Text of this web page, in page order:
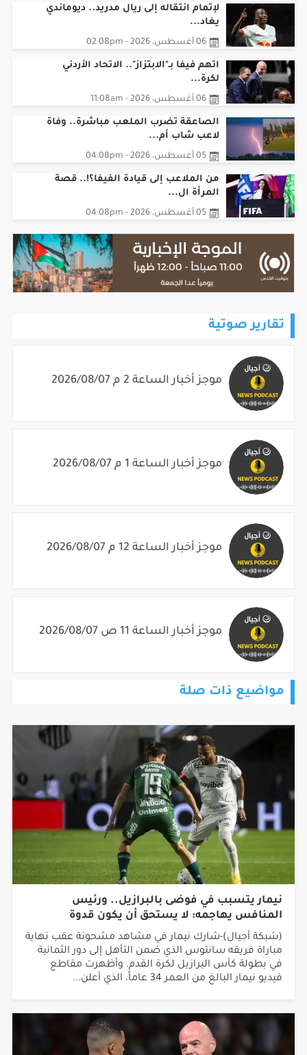
لإتمام انتقاله إلى ريال مدريد.. ديوماندي
يغاد...
06 أغسطس، 2026 - 02:08pm
اتهم فيفا بـ"الابتزاز".. الاتحاد الأردني
لكرة...
06 أغسطس، 2026 - 11:08am
الصاعقة تضرب الملعب مباشرة.. وفاة
لاعب شاب أم...
05 أغسطس، 2026 - 04:08pm
من الملاعب إلى قيادة الفيفا؟!.. قصة
المرأة ال...
05 أغسطس، 2026 - 04:08pm
تقارير صوتية
موجز أخبار الساعة 2 م 2026/08/07
موجز أخبار الساعة 1 م 2026/08/07
موجز أخبار الساعة 12 م 2026/08/07
موجز أخبار الساعة 11 ص 2026/08/07
مواضيع ذات صلة
نيمار يتسبب في فوضى بالبرازيل.. ورئيس
المنافس يهاجمه: لا يستحق أن يكون قدوة
(شبكة أجيال)-شارك نيمار في مشاهد مشحونة عقب نهاية
مباراة فريقه سانتوس الذي ضمن التأهل إلى دور الثمانية
في بطولة كأس البرازيل لكرة القدم. وأظهرت مقاطع
فيديو نيمار البالغ من العمر 34 عاماً، الذي أعلن...